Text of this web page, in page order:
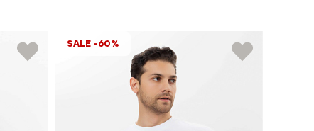
SALE -60%